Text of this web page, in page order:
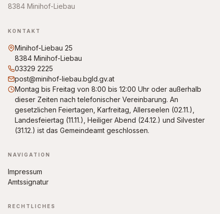
8384 Minihof-Liebau
KONTAKT
Minihof-Liebau 25
8384 Minihof-Liebau
03329 2225
post@minihof-liebau.bgld.gv.at
Montag bis Freitag von 8:00 bis 12:00 Uhr oder außerhalb
dieser Zeiten nach telefonischer Vereinbarung. An
gesetzlichen Feiertagen, Karfreitag, Allerseelen (02.11.),
Landesfeiertag (11.11.), Heiliger Abend (24.12.) und Silvester
(31.12.) ist das Gemeindeamt geschlossen.
NAVIGATION
Impressum
Amtssignatur
RECHTLICHES